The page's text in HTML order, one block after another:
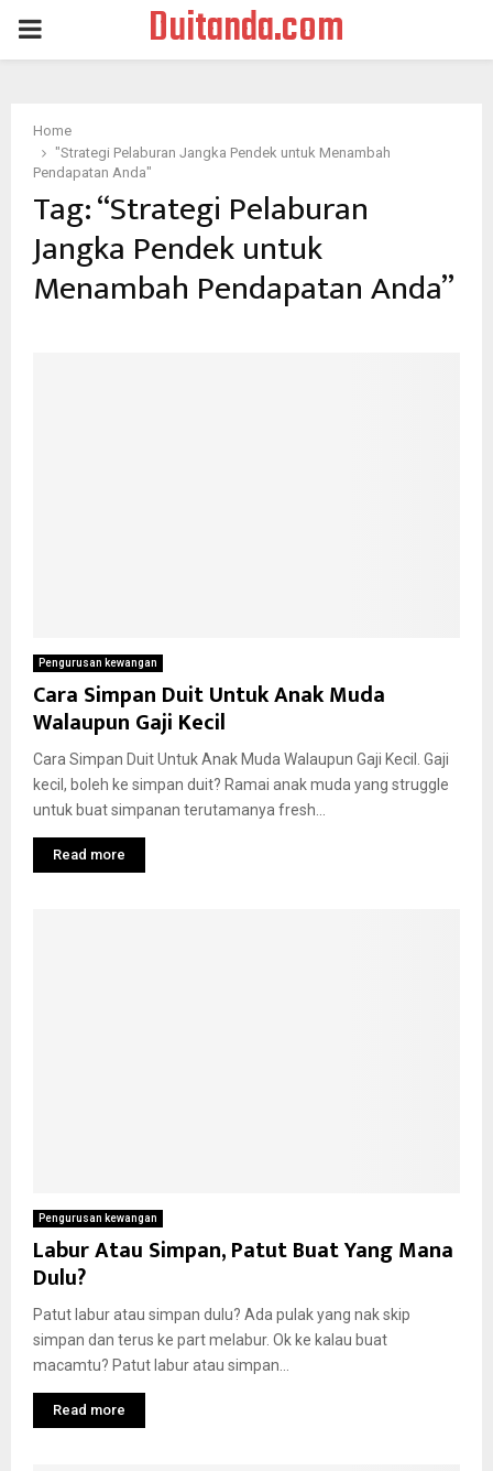
PRIMARY
Duitanda.com
Home
"Strategi Pelaburan Jangka Pendek untuk Menambah
Pendapatan Anda"
Tag:“Strategi Pelaburan
Jangka Pendek untuk
Menambah Pendapatan Anda”
Pengurusan kewangan
Cara Simpan Duit Untuk Anak Muda
Walaupun Gaji Kecil
Cara Simpan Duit Untuk Anak Muda Walaupun Gaji Kecil. Gaji
kecil, boleh ke simpan duit? Ramai anak muda yang struggle
untuk buat simpanan terutamanya fresh...
Read more
Pengurusan kewangan
Labur Atau Simpan, Patut Buat Yang Mana
Dulu?
Patut labur atau simpan dulu? Ada pulak yang nak skip
simpan dan terus ke part melabur. Ok ke kalau buat
macamtu? Patut labur atau simpan...
Read more